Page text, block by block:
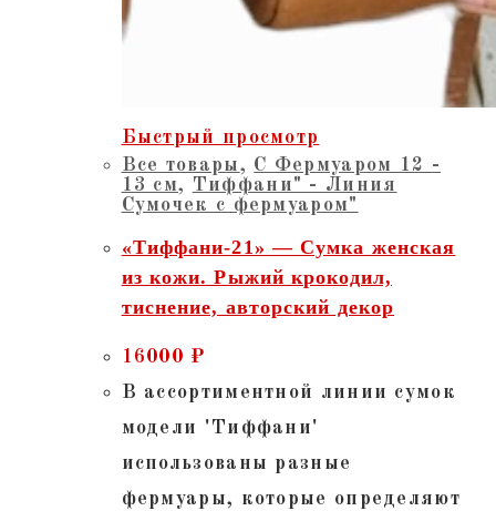
Быстрый просмотр
Все товары, С Фермуаром 12 -
13 см, Тиффани" - Линия
Сумочек с фермуаром"
«Тиффани-21» — Сумка женская
из кожи. Рыжий крокодил,
тиснение, авторский декор
16000 ₽
В ассортиментной линии сумок
модели 'Тиффани'
использованы разные
фермуары, которые определяют